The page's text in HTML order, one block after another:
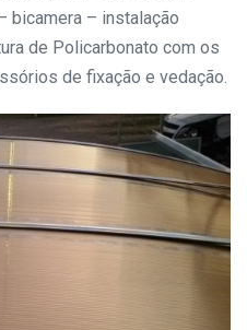
bicamera – instalação
de Policarbonato com os
de fixação e vedação.